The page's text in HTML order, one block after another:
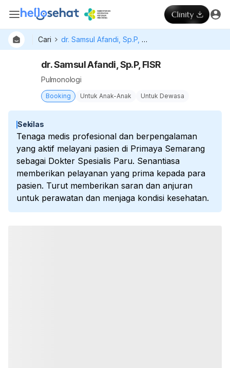
Cari dr. Samsul Afandi, Sp.P, FISR
dr. Samsul Afandi, Sp.P, FISR
Pulmonologi
Booking Untuk Anak-Anak Untuk Dewasa
Sekilas
Tenaga medis profesional dan berpengalaman
yang aktif melayani pasien di Primaya Semarang
sebagai Dokter Spesialis Paru. Senantiasa
memberikan pelayanan yang prima kepada para
pasien. Turut memberikan saran dan anjuran
untuk perawatan dan menjaga kondisi kesehatan.